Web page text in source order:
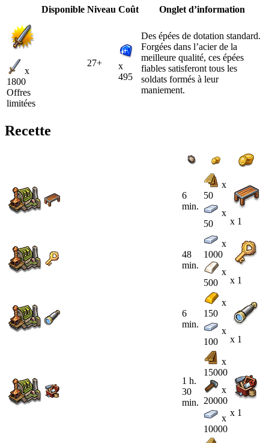
Disponible Niveau Coût Onglet d’information
x
1800
Offres
limitées
27+
x
495
Des épées de dotation standard.
Forgées dans l’acier de la
meilleure qualité, ces épées
fiables satisferont tous les
soldats formés à leur
maniement.
Recette
6
min.
x
50
x
50
x 1
48
min.
x
1000
x
500
x 1
6
min.
x
150
x
100
x 1
1 h.
30
min.
x
15000
x
20000
x
10000
x 1